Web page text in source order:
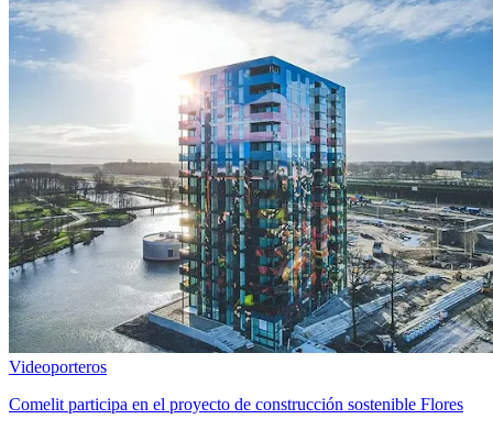
Videoporteros
Comelit participa en el proyecto de construcción sostenible Flores